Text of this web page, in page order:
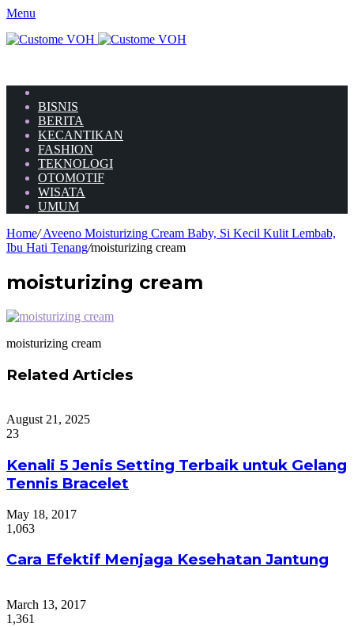
Menu
BISNIS
BERITA
KECANTIKAN
FASHION
TEKNOLOGI
OTOMOTIF
WISATA
UMUM
Home/Aveeno Moisturizing Cream Baby, Si Kecil Kulit Lembab,
Ibu Hati Tenang/moisturizing cream
moisturizing cream
moisturizing cream
Related Articles
August 21, 2025
23
Kenali 5 Jenis Setting Terbaik untuk Gelang
Tennis Bracelet
May 18, 2017
1,063
Cara Efektif Menjaga Kesehatan Jantung
March 13, 2017
1,361